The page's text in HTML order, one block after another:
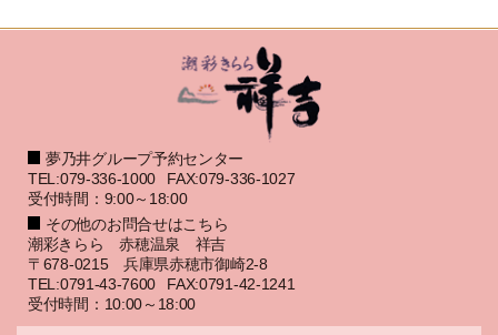
夢乃井グループ予約センター
TEL:079-336-1000
FAX:079-336-1027
受付時間：9:00～18:00
その他のお問合せはこちら
潮彩きらら 赤穂温泉 祥吉
〒678-0215 兵庫県赤穂市御崎2-8
TEL:0791-43-7600
FAX:0791-42-1241
受付時間：10:00～18:00